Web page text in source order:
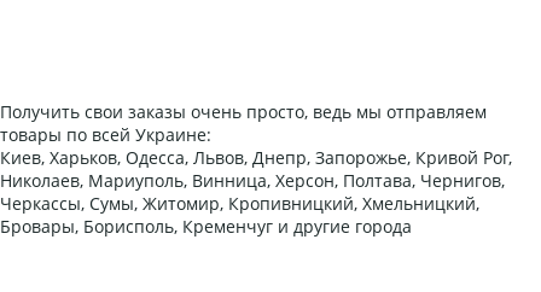
Получить свои заказы очень просто, ведь мы отправляем
товары по всей Украине:
Киев, Харьков, Одесса, Львов, Днепр, Запорожье, Кривой Рог,
Николаев, Мариуполь, Винница, Херсон, Полтава, Чернигов,
Черкассы, Сумы, Житомир, Кропивницкий, Хмельницкий,
Бровары, Борисполь, Кременчуг и другие города